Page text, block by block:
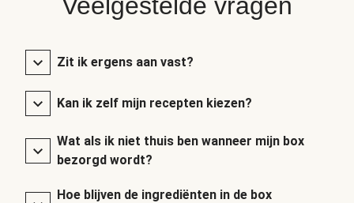
Zit ik ergens aan vast?
Kan ik zelf mijn recepten kiezen?
Wat als ik niet thuis ben wanneer mijn box
bezorgd wordt?
Hoe blijven de ingrediënten in de box